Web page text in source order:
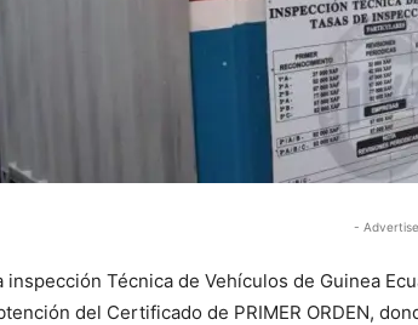
-
inspección Técnica de Vehículos de Guinea
del Certificado de PRIMER ORDEN,